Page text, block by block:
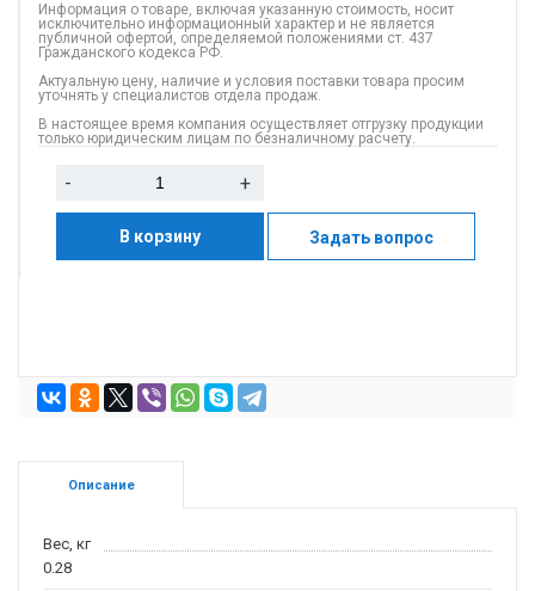
Информация о товаре, включая указанную стоимость, носит
исключительно информационный характер и не является
публичной офертой, определяемой положениями ст. 437
Гражданского кодекса РФ.
Актуальную цену, наличие и условия поставки товара просим
уточнять у специалистов отдела продаж.
В настоящее время компания осуществляет отгрузку продукции
только юридическим лицам по безналичному расчету.
- +
В корзину Задать вопрос
Описание
Вес, кг
0.28